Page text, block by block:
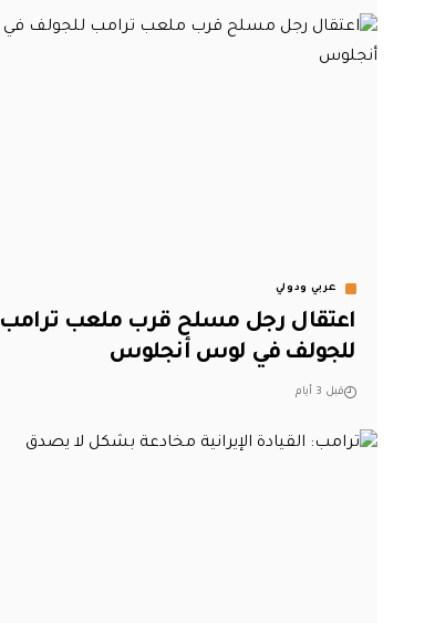
عربي ودولي
اعتقال رجل مسلح قرب ملعب ترامب
للجولف في لوس أنجلوس
قبل 3 أيام